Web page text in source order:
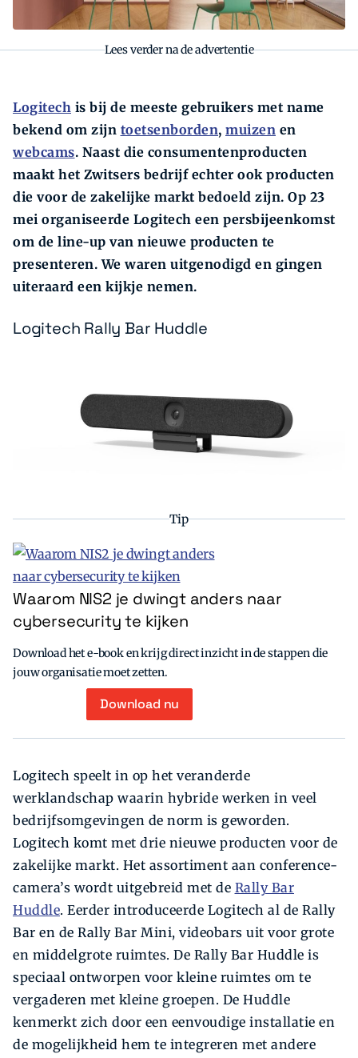
Lees verder na de advertentie
Logitech is bij de meeste gebruikers met name
bekend om zijn toetsenborden, muizen en
webcams. Naast die consumentenproducten
maakt het Zwitsers bedrijf echter ook producten
die voor de zakelijke markt bedoeld zijn. Op 23
mei organiseerde Logitech een persbijeenkomst
om de line-up van nieuwe producten te
presenteren. We waren uitgenodigd en gingen
uiteraard een kijkje nemen.
Logitech Rally Bar Huddle
Tip
Waarom NIS2 je dwingt anders naar
cybersecurity te kijken
Download het e-book en krijg direct inzicht in de stappen die
jouw organisatie moet zetten.
Download nu
Logitech speelt in op het veranderde
werklandschap waarin hybride werken in veel
bedrijfsomgevingen de norm is geworden.
Logitech komt met drie nieuwe producten voor de
zakelijke markt. Het assortiment aan conference-
camera’s wordt uitgebreid met de Rally Bar
Huddle. Eerder introduceerde Logitech al de Rally
Bar en de Rally Bar Mini, videobars uit voor grote
en middelgrote ruimtes. De Rally Bar Huddle is
speciaal ontworpen voor kleine ruimtes om te
vergaderen met kleine groepen. De Huddle
kenmerkt zich door een eenvoudige installatie en
de mogelijkheid hem te integreren met andere